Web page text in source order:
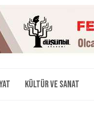
Kültür ve Sanat